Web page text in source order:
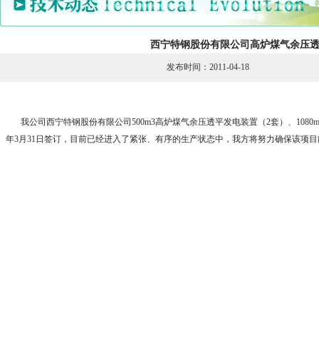
西宁特钢股份有限公司高炉煤气余压
发布时间：2011-04-18
我公司西宁特钢股份有限公司500m3高炉煤气余压透平发电装置（2套）、
年3月31日签订，目前已经进入了紧张、有序的生产状态中，我方将努力确保该项